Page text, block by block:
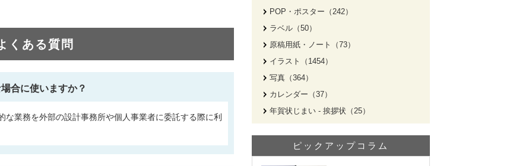
くある質問
合に使いますか？
業務を外部の設計事務所や個人事業者に委託する際に利
POP・ポスター（242）
ラベル（50）
原稿用紙・ノート（73）
イラスト（1454）
写真（364）
カレンダー（37）
年賀状じまい - 挨拶状（25）
ピックアップコラム